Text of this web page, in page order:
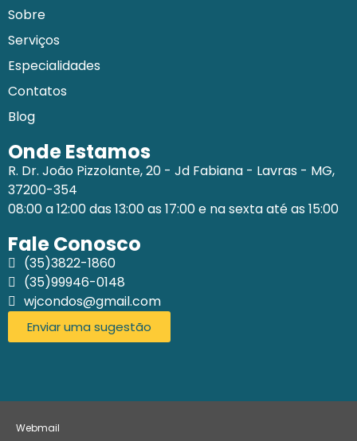
Sobre
Serviços
Especialidades
Contatos
Blog
Onde Estamos
R. Dr. João Pizzolante, 20 - Jd Fabiana - Lavras - MG,
37200-354
08:00 a 12:00 das 13:00 as 17:00 e na sexta até as 15:00
Fale Conosco
(35)3822-1860
(35)99946-0148
wjcondos@gmail.com
Enviar uma sugestão
Webmail